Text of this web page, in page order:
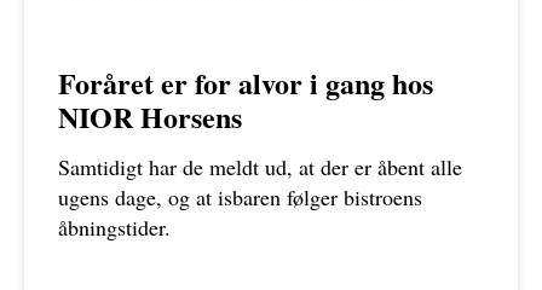
Foråret er for alvor i gang hos
NIOR Horsens
Samtidigt har de meldt ud, at der er åbent alle
ugens dage, og at isbaren følger bistroens
åbningstider.